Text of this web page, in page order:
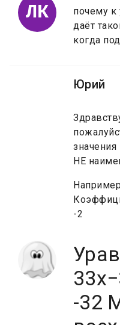
ЛК
почему к
даёт
когда
Юрий
НЕ
-2
-32